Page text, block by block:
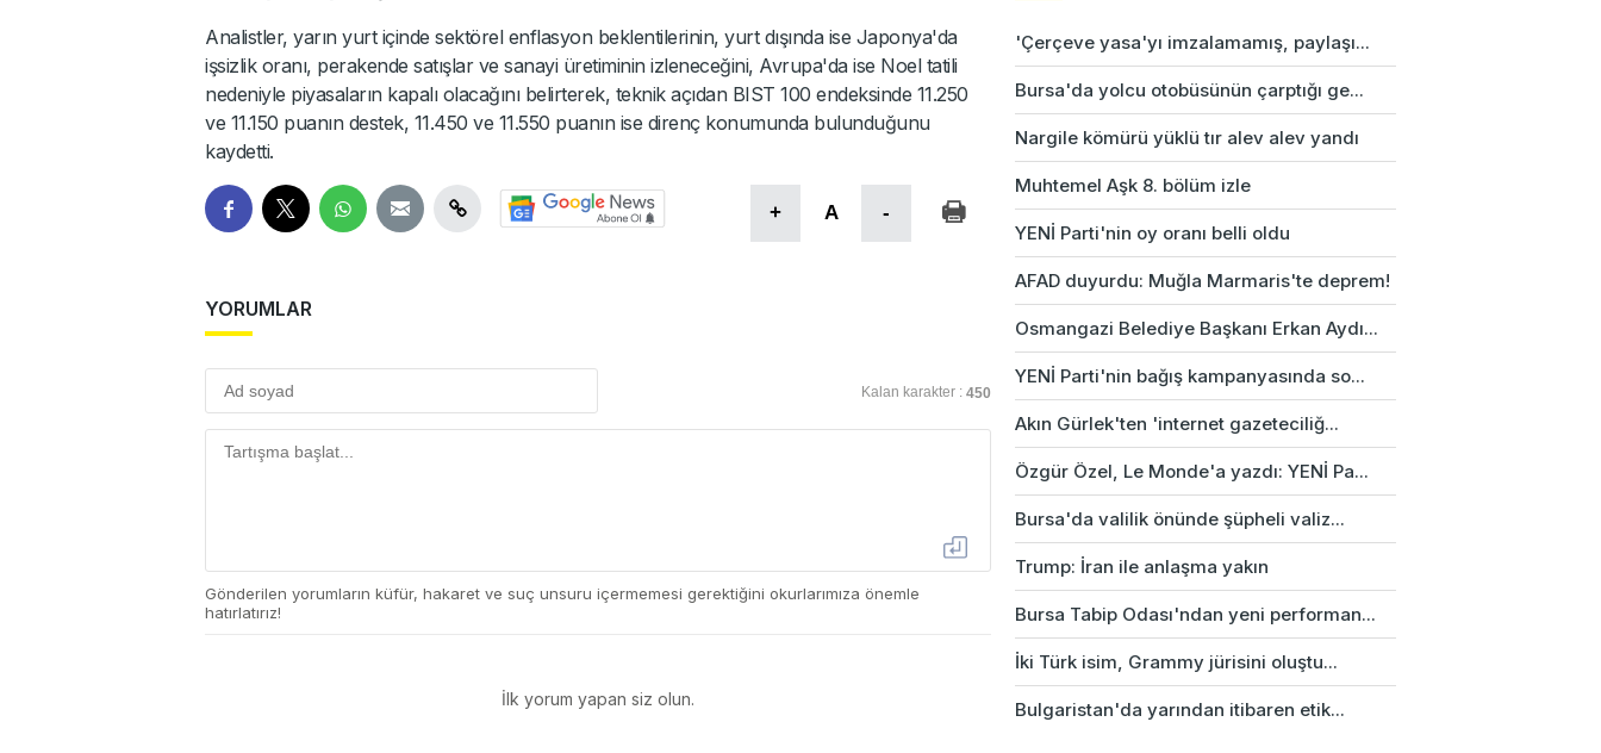
Analistler, yarın yurt içinde sektörel enflasyon beklentilerinin, yurt dışında ise Japonya'da
işsizlik oranı, perakende satışlar ve sanayi üretiminin izleneceğini, Avrupa'da ise Noel tatili
nedeniyle piyasaların kapalı olacağını belirterek, teknik açıdan BIST 100 endeksinde 11.250
ve 11.150 puanın destek, 11.450 ve 11.550 puanın ise direnç konumunda bulunduğunu
kaydetti.
+ A -
YORUMLAR
Kalan karakter : 450
Gönderilen yorumların küfür, hakaret ve suç unsuru içermemesi gerektiğini okurlarımıza önemle
hatırlatırız!
İlk yorum yapan siz olun.
'Çerçeve yasa'yı imzalamamış, paylaşı...
Bursa'da yolcu otobüsünün çarptığı ge...
Nargile kömürü yüklü tır alev alev yandı
Muhtemel Aşk 8. bölüm izle
YENİ Parti'nin oy oranı belli oldu
AFAD duyurdu: Muğla Marmaris'te deprem!
Osmangazi Belediye Başkanı Erkan Aydı...
YENİ Parti'nin bağış kampanyasında so...
Akın Gürlek'ten 'internet gazeteciliğ...
Özgür Özel, Le Monde'a yazdı: YENİ Pa...
Bursa'da valilik önünde şüpheli valiz...
Trump: İran ile anlaşma yakın
Bursa Tabip Odası'ndan yeni performan...
İki Türk isim, Grammy jürisini oluştu...
Bulgaristan'da yarından itibaren etik...